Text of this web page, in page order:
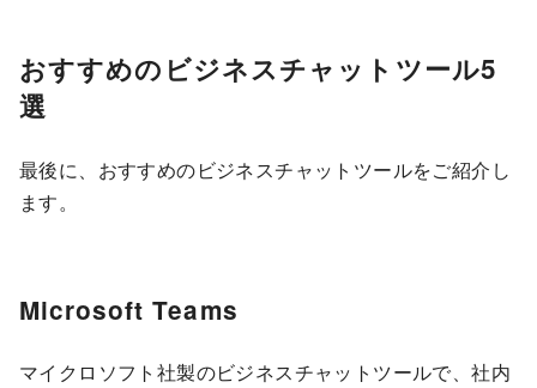
おすすめのビジネスチャットツール5
選
最後に、おすすめのビジネスチャットツールをご紹介し
ます。
Microsoft Teams
マイクロソフト社製のビジネスチャットツールで、社内